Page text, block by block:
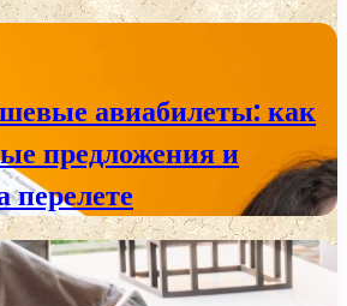
авиабилеты: как
предложения и
перелете